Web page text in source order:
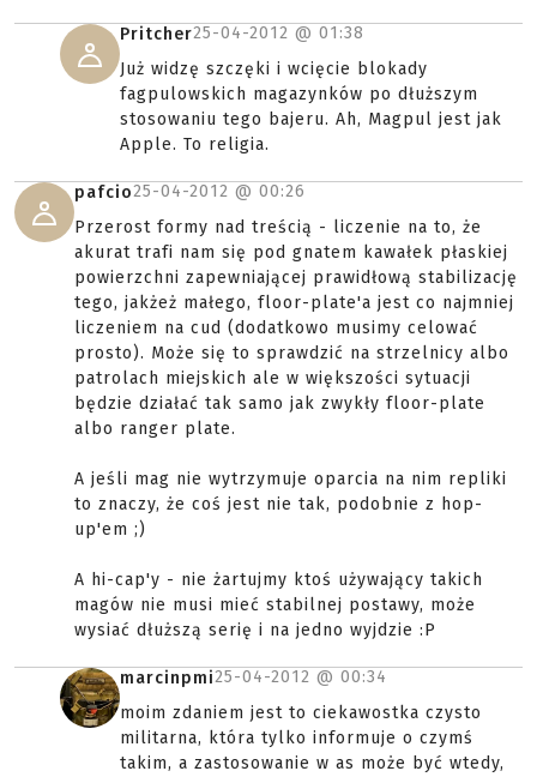
Pritcher25-04-2012 @ 01:38
Już widzę szczęki i wcięcie blokady
fagpulowskich magazynków po dłuższym
stosowaniu tego bajeru. Ah, Magpul jest jak
Apple. To religia.
pafcio25-04-2012 @ 00:26
Przerost formy nad treścią - liczenie na to, że
akurat trafi nam się pod gnatem kawałek płaskiej
powierzchni zapewniającej prawidłową stabilizację
tego, jakżeż małego, floor-plate'a jest co najmniej
liczeniem na cud (dodatkowo musimy celować
prosto). Może się to sprawdzić na strzelnicy albo
patrolach miejskich ale w większości sytuacji
będzie działać tak samo jak zwykły floor-plate
albo ranger plate.
A jeśli mag nie wytrzymuje oparcia na nim repliki
to znaczy, że coś jest nie tak, podobnie z hop-
up'em ;)
A hi-cap'y - nie żartujmy ktoś używający takich
magów nie musi mieć stabilnej postawy, może
wysiać dłuższą serię i na jedno wyjdzie :P
marcinpmi25-04-2012 @ 00:34
moim zdaniem jest to ciekawostka czysto
militarna, która tylko informuje o czymś
takim, a zastosowanie w as może być wtedy,